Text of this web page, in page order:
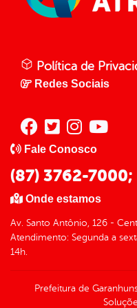
Política de
Redes Sociais
Fale Conosco
(87) 3762-7000;
Onde estamos
Av. Santo Antônio, 126 -
Atendimento: Segunda a
14h.
Prefeitura de